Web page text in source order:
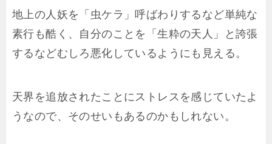
地上の人妖を「虫ケラ」呼ばわりするなど単純な
素行も酷く、自分のことを「生粋の天人」と誇張
するなどむしろ悪化しているようにも見える。
天界を追放されたことにストレスを感じていたよ
うなので、そのせいもあるのかもしれない。